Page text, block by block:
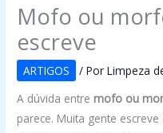
Mofo ou
escreve
ARTIGOS / PorLimpeza
A dúvida entre mofo ou
parece. Muita gente